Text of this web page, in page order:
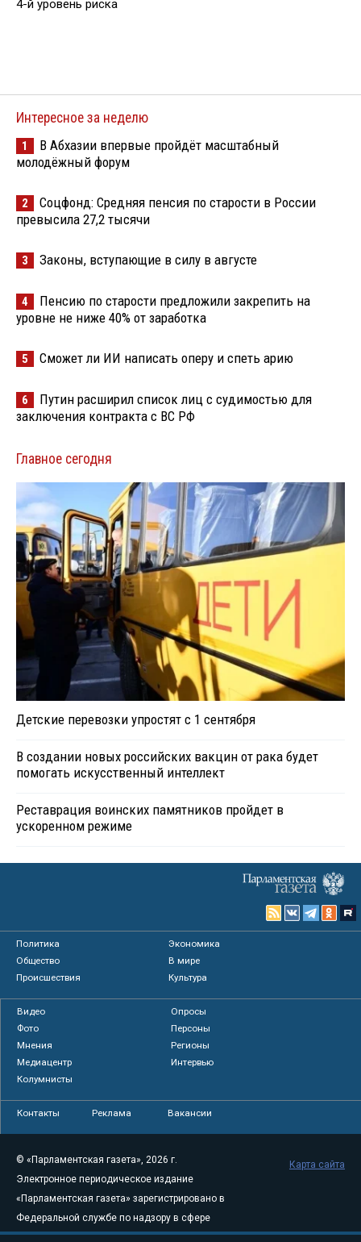
4-й уровень риска
Интересное за неделю
1
В Абхазии впервые пройдёт масштабный
молодёжный форум
2
Соцфонд: Средняя пенсия по старости в России
превысила 27,2 тысячи
3 Законы, вступающие в силу в августе
4
Пенсию по старости предложили закрепить на
уровне не ниже 40% от заработка
5 Сможет ли ИИ написать оперу и спеть арию
6
Путин расширил список лиц с судимостью для
заключения контракта с ВС РФ
Главное сегодня
Детские перевозки упростят с 1 сентября
В создании новых российских вакцин от рака будет
помогать искусственный интеллект
Реставрация воинских памятников пройдет в
ускоренном режиме
Политика
Экономика
Общество
В мире
Происшествия
Культура
Видео
Опросы
Фото
Персоны
Мнения
Регионы
Медиацентр
Интервью
Колумнисты
Контакты Реклама Вакансии
© «Парламентская газета», 2026 г.
Электронное периодическое издание
«Парламентская газета» зарегистрировано в
Федеральной службе по надзору в сфере
связи, информационных технологий и
Карта сайта